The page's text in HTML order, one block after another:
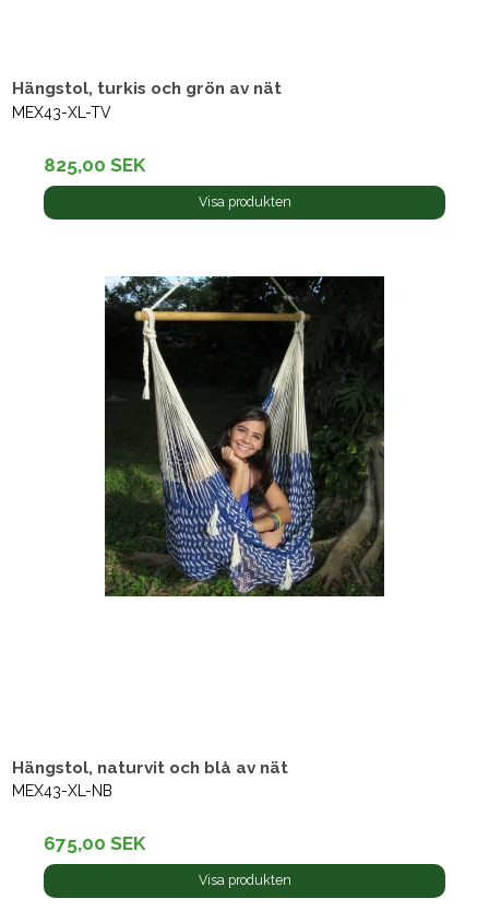
Hängstol, turkis och grön av nät
MEX43-XL-TV
825,00 SEK
Visa produkten
Hängstol, naturvit och blå av nät
MEX43-XL-NB
675,00 SEK
Visa produkten